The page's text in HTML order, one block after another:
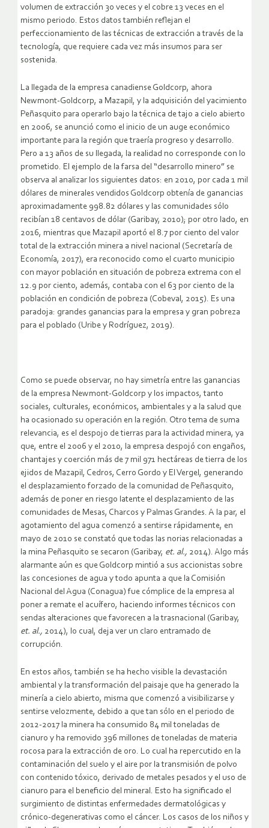
volumen de extracción 30 veces y el cobre 13 veces en el
mismo periodo. Estos datos también reflejan el
perfeccionamiento de las técnicas de extracción a través de la
tecnología, que requiere cada vez más insumos para ser
sostenida.
La llegada de la empresa canadiense Goldcorp, ahora
Newmont-Goldcorp, a Mazapil, y la adquisición del yacimiento
Peñasquito para operarlo bajo la técnica de tajo a cielo abierto
en 2006, se anunció como el inicio de un auge económico
importante para la región que traería progreso y desarrollo.
Pero a 13 años de su llegada, la realidad no corresponde con lo
prometido. El ejemplo de la farsa del “desarrollo minero” se
observa al analizar los siguientes datos: en 2010, por cada 1 mil
dólares de minerales vendidos Goldcorp obtenía de ganancias
aproximadamente 998.82 dólares y las comunidades sólo
recibían 18 centavos de dólar (Garibay, 2010); por otro lado, en
2016, mientras que Mazapil aportó el 8.7 por ciento del valor
total de la extracción minera a nivel nacional (Secretaría de
Economía, 2017), era reconocido como el cuarto municipio
con mayor población en situación de pobreza extrema con el
12.9 por ciento, además, contaba con el 63 por ciento de la
población en condición de pobreza (Cobeval, 2015). Es una
paradoja: grandes ganancias para la empresa y gran pobreza
para el poblado (Uribe y Rodríguez, 2019).
Como se puede observar, no hay simetría entre las ganancias
de la empresa Newmont-Goldcorp y los impactos, tanto
sociales, culturales, económicos, ambientales y a la salud que
ha ocasionado su operación en la región. Otro tema de suma
relevancia, es el despojo de tierras para la actividad minera, ya
que, entre el 2006 y el 2010, la empresa despojó con engaños,
chantajes y coerción más de 7 mil 971 hectáreas de tierra de los
ejidos de Mazapil, Cedros, Cerro Gordo y El Vergel, generando
el desplazamiento forzado de la comunidad de Peñasquito,
además de poner en riesgo latente el desplazamiento de las
comunidades de Mesas, Charcos y Palmas Grandes. A la par, el
agotamiento del agua comenzó a sentirse rápidamente, en
mayo de 2010 se constató que todas las norias relacionadas a
la mina Peñasquito se secaron (Garibay, et. al., 2014). Algo más
alarmante aún es que Goldcorp mintió a sus accionistas sobre
las concesiones de agua y todo apunta a que la Comisión
Nacional del Agua (Conagua) fue cómplice de la empresa al
poner a remate el acuífero, haciendo informes técnicos con
sendas alteraciones que favorecen a la trasnacional (Garibay,
et. al., 2014), lo cual, deja ver un claro entramado de
corrupción.
En estos años, también se ha hecho visible la devastación
ambiental y la transformación del paisaje que ha generado la
minería a cielo abierto, misma que comenzó a visibilizarse y
sentirse velozmente, debido a que tan sólo en el periodo de
2012-2017 la minera ha consumido 84 mil toneladas de
cianuro y ha removido 396 millones de toneladas de materia
rocosa para la extracción de oro. Lo cual ha repercutido en la
contaminación del suelo y el aire por la transmisión de polvo
con contenido tóxico, derivado de metales pesados y el uso de
cianuro para el beneficio del mineral. Esto ha significado el
surgimiento de distintas enfermedades dermatológicas y
crónico-degenerativas como el cáncer. Los casos de los niños y